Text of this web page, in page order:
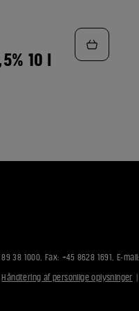
10 l
38 1000, Fax: +45 8628 1691, E-mail:
Håndtering af personlige oplysninger |